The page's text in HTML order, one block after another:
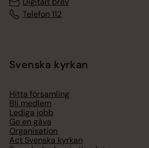
Telefon 112
Svenska kyrkan
Hitta församling
Bli medlem
Lediga jobb
Ge en gåva
Organisation
Act Svenska kyrkan